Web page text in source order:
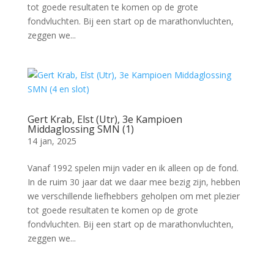
tot goede resultaten te komen op de grote
fondvluchten. Bij een start op de marathonvluchten,
zeggen we...
Gert Krab, Elst (Utr), 3e Kampioen
Middaglossing SMN (1)
14 jan, 2025
Vanaf 1992 spelen mijn vader en ik alleen op de fond.
In de ruim 30 jaar dat we daar mee bezig zijn, hebben
we verschillende liefhebbers geholpen om met plezier
tot goede resultaten te komen op de grote
fondvluchten. Bij een start op de marathonvluchten,
zeggen we...